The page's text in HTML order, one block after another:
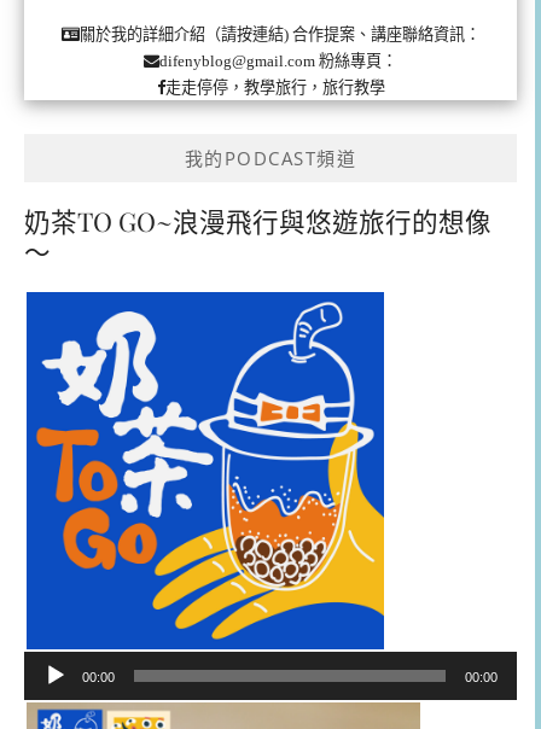
關於我的詳細介紹（請按連結)合作提案、講座聯絡資訊：
difenyblog@gmail.com 粉絲專頁：
走走停停，教學旅行，旅行教學
我的PODCAST頻道
奶茶TO GO~浪漫飛行與悠遊旅行的想像
～
播
00:00 00:00